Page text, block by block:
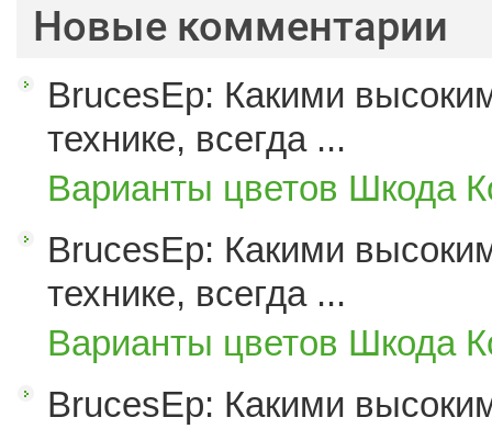
Новые комментарии
BrucesEp: Какими
технике, всегда ...
Варианты цветов Шкода
BrucesEp: Какими
технике, всегда ...
Варианты цветов Шкода
BrucesEp: Какими